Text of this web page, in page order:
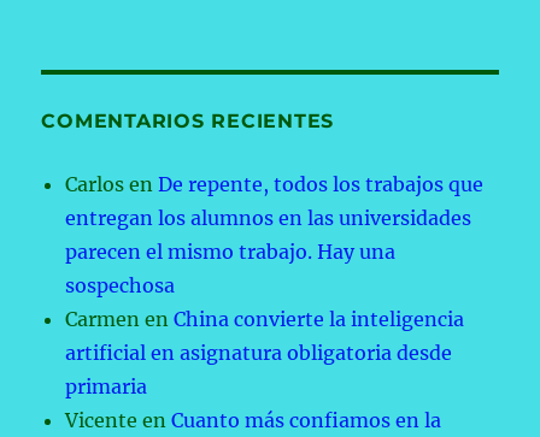
COMENTARIOS RECIENTES
Carlos enDe repente, todos los trabajos que
entregan los alumnos en las universidades
parecen el mismo trabajo. Hay una
sospechosa
Carmen enChina convierte la inteligencia
artificial en asignatura obligatoria desde
primaria
Vicente enCuanto más confiamos en la